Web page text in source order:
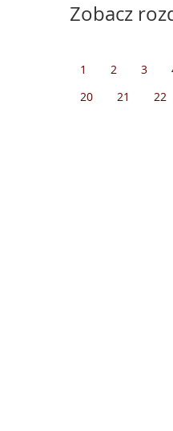
Zobacz
1 2 3
20
21 22